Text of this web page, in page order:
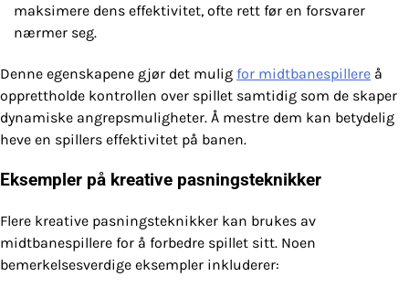
maksimere dens effektivitet, ofte rett før en forsvarer
nærmer seg.
Denne egenskapene gjør det mulig for midtbanespillere å
opprettholde kontrollen over spillet samtidig som de skaper
dynamiske angrepsmuligheter. Å mestre dem kan betydelig
heve en spillers effektivitet på banen.
Eksempler på kreative pasningsteknikker
Flere kreative pasningsteknikker kan brukes av
midtbanespillere for å forbedre spillet sitt. Noen
bemerkelsesverdige eksempler inkluderer: